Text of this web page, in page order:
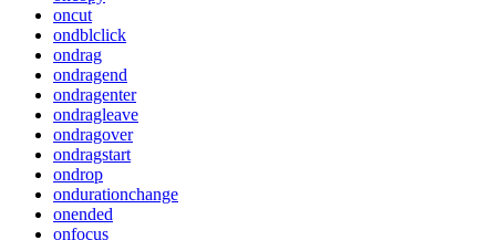
oncut
ondblclick
ondrag
ondragend
ondragenter
ondragleave
ondragover
ondragstart
ondrop
ondurationchange
onended
onfocus